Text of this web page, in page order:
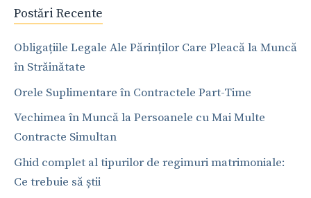
Postări Recente
Obligațiile Legale Ale Părinților Care Pleacă la Muncă
în Străinătate
Orele Suplimentare în Contractele Part-Time
Vechimea în Muncă la Persoanele cu Mai Multe
Contracte Simultan
Ghid complet al tipurilor de regimuri matrimoniale:
Ce trebuie să știi